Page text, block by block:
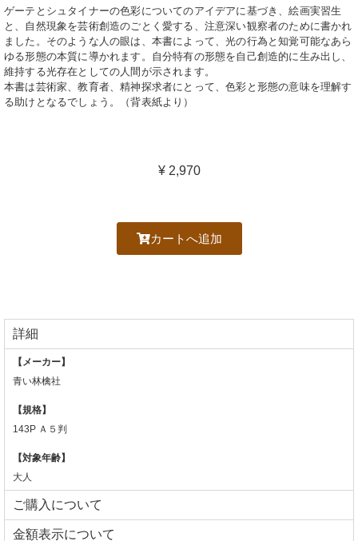
ゲーテとシュタイナーの色彩についてのアイデアに基づき、絵画実習生
と、自然現象を芸術創造のごとく愛する、注意深い観察者のために書かれ
ました。そのような人の眼は、本書によって、光の行為と知覚可能なあら
ゆる形態の本質に導かれます。自分特有の形態を自己創造的に生み出し、
維持する光存在としての人間が示されます。
本書は芸術家、教育者、精神探求者にとって、色彩と形態の意味を理解す
る助けとなるでしょう。（背表紙より）
¥ 2,970
カートへ追加
詳細
【メーカー】
青い林檎社
【規格】
143P Ａ５判
【対象年齢】
大人
ご購入について
⾦額表⽰について